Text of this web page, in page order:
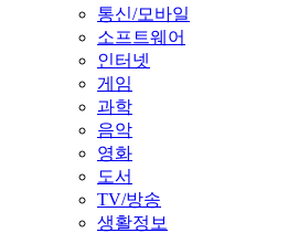
통신/모바일
소프트웨어
인터넷
게임
과학
음악
영화
도서
TV/방송
생활정보